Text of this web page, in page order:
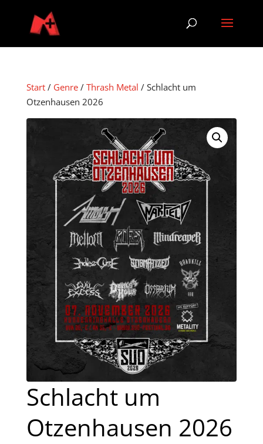
Start/ Genre/ Thrash Metal / Schlacht um
Otzenhausen 2026
Schlacht um
Otzenhausen 2026